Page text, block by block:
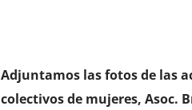
Adjuntamos las fotos de las
colectivos de mujeres, Asoc.